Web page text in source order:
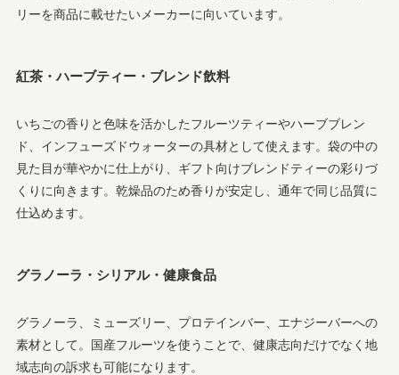
リーを商品に載せたいメーカーに向いています。
紅茶・ハーブティー・ブレンド飲料
いちごの香りと色味を活かしたフルーツティーやハーブブレン
ド、インフューズドウォーターの具材として使えます。袋の中の
見た目が華やかに仕上がり、ギフト向けブレンドティーの彩りづ
くりに向きます。乾燥品のため香りが安定し、通年で同じ品質に
仕込めます。
グラノーラ・シリアル・健康食品
グラノーラ、ミューズリー、プロテインバー、エナジーバーへの
素材として。国産フルーツを使うことで、健康志向だけでなく地
域志向の訴求も可能になります。